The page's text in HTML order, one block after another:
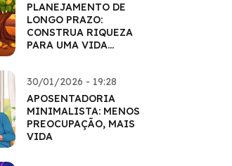
PLANEJAMENTO DE
LONGO PRAZO:
CONSTRUA RIQUEZA
PARA UMA VIDA
30/01/2026 - 19:28
APOSENTADORIA
MINIMALISTA: MENOS
PREOCUPAÇÃO, MAIS
VIDA